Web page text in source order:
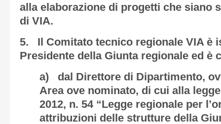
alla elaborazione di progetti che siano
di VIA.
5. Il Comitato tecnico regionale VIA è
Presidente della Giunta regionale ed è
a) dal Direttore di Dipartimento,
Area ove nominato, di cui alla
2012, n. 54 “Legge regionale per
attribuzioni delle strutture della